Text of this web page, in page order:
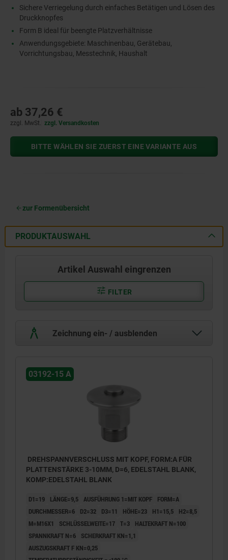
Sichere Verriegelung durch einfaches Betätigen und Lösen des
Druckknopfes
Form B ideal für beengte Platzverhältnisse
Anwendungsgebiete: Maschinenbau, Gerätebau,
Vorrichtungsbau, Messtechnik, Haushalt
ab 37,26 €
zzgl. MwSt. zzgl. Versandkosten
BITTE WÄHLEN SIE ZUERST EINE VARIANTE AUS
zur Formenübersicht
PRODUKTAUSWAHL
Artikel Auswahl eingrenzen
FILTER
Zeichnung ein- / ausblenden
03192-15 A
DREHSPANNVERSCHLUSS MIT KOPF, FORM:A FÜR
PLATTENSTÄRKE 3-10MM, D=6, EDELSTAHL BLANK,
KOMP:EDELSTAHL BLANK
D1=19 LÄNGE=9,5 AUSFÜHRUNG 1=MIT KOPF
FORM=A
DURCHMESSER=6
D2=32 D3=11 HÖHE=23 H1=15,5
H2=8,5
M=M16X1
SCHLÜSSELWEITE=17 T=3
HALTEKRAFT N=100
SPANNKRAFT N=6
SCHERKRAFT KN=1,1
AUSZUGSKRAFT F KN=0,25